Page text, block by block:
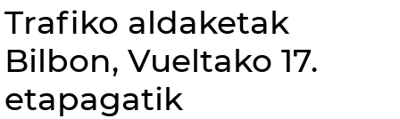
Trafiko aldaketak
Bilbon, Vueltako 17.
etapagatik